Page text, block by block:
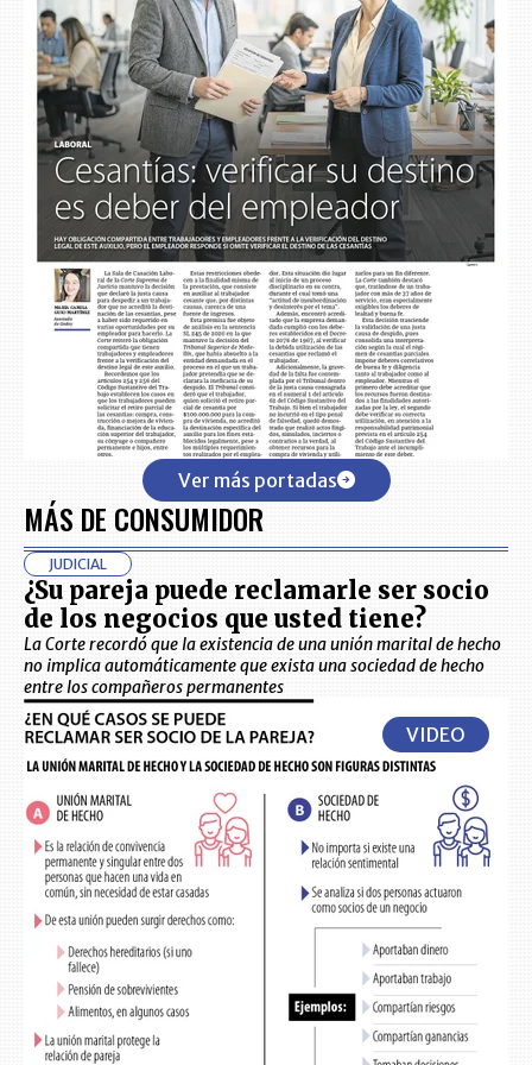
Ver más portadas
MÁS DE CONSUMIDOR
JUDICIAL
¿Su pareja puede reclamarle ser socio
de los negocios que usted tiene?
La Corte recordó que la existencia de una unión marital de hecho
no implica automáticamente que exista una sociedad de hecho
entre los compañeros permanentes
VIDEO